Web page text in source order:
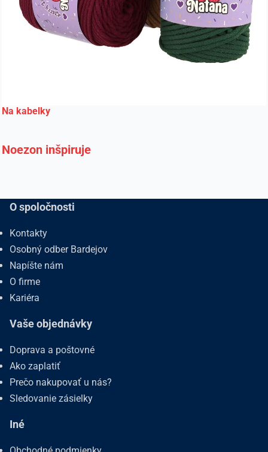
Na kabelky
Noezon inšpiruje
O spoločnosti
Kontakty
Osobný odber Bardejov
Napíšte nám
O firme
Kariéra
Vaše objednávky
Doprava a poštovné
Ako zaplatiť
Prečo nakupovať u nás?
Sledovanie zásielky
Iné